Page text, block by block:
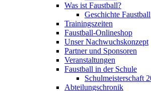
Was ist Faustball?
Geschichte Faustball
Trainingszeiten
Faustball-Onlineshop
Unser Nachwuchskonzept
Partner und Sponsoren
Veranstaltungen
Faustball in der Schule
Schulmeisterschaft
Abteilungschronik